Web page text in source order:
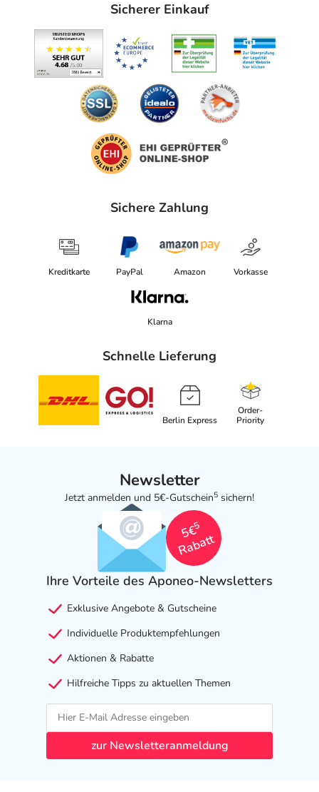
Sicherer Einkauf
Sichere Zahlung
Kreditkarte PayPal Amazon Vorkasse
Klarna
Schnelle Lieferung
Berlin Express
Order-
Priority
Newsletter
Jetzt anmelden und 5€-Gutschein5 sichern!
5€
5
Rabatt
Ihre Vorteile des Aponeo-Newsletters
Exklusive Angebote & Gutscheine
Individuelle Produktempfehlungen
Aktionen & Rabatte
Hilfreiche Tipps zu aktuellen Themen
zur Newsletteranmeldung